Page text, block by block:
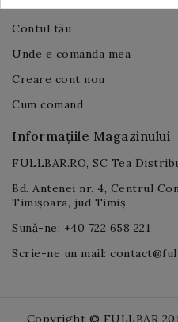
Contul tău
Unde e comanda mea
Creare cont nou
Cum comand
Informațiile Magazinului
FULLBAR.RO, SC Tea
Bd. Antenei nr. 4, Centrul
Timișoara, jud Timiș
Sună-ne: +40 722 658 221
Scrie-ne un mail:
Copyright © FULLBAR